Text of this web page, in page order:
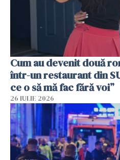
Cum au devenit două
într-un restaurant din
ce o să mă fac fără voi”
26 IULIE 2026